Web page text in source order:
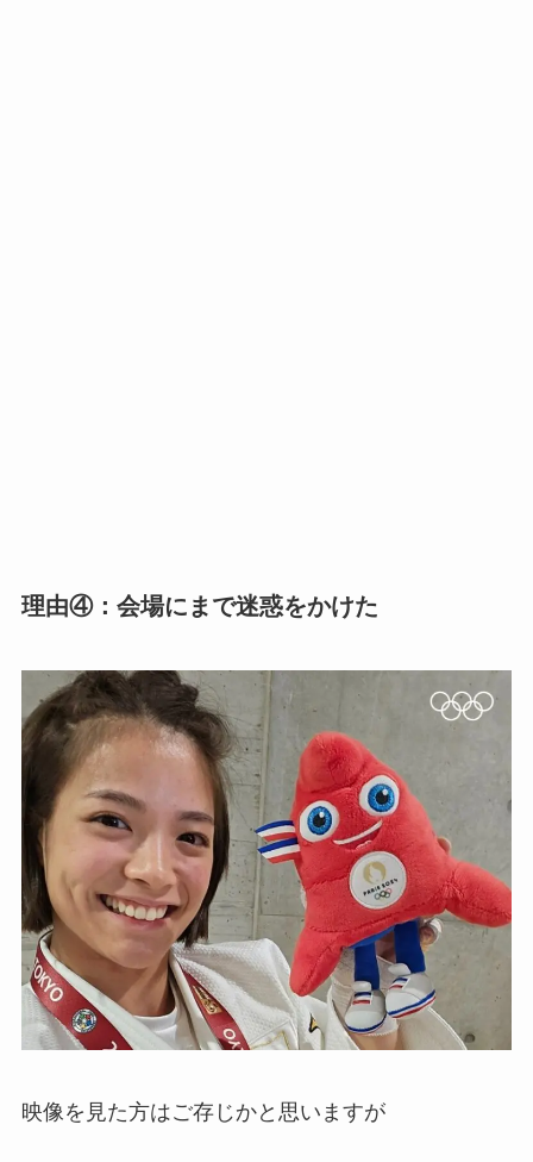
理由④：会場にまで迷惑をかけた
映像を見た方はご存じかと思いますが